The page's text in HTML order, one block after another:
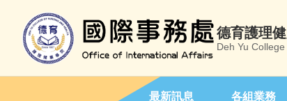
內
德育護理
Deh Yu
最新訊息 各組業務